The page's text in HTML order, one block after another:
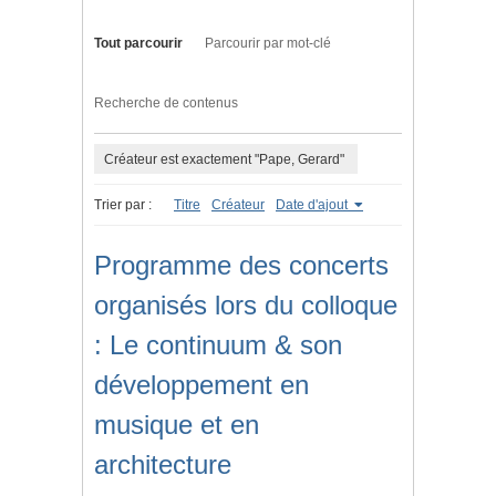
Tout parcourir Parcourir par mot-clé
Recherche de contenus
Créateur est exactement "Pape, Gerard"
Trier par : Titre Créateur Date d'ajout
Programme des concerts
organisés lors du colloque
: Le continuum & son
développement en
musique et en
architecture